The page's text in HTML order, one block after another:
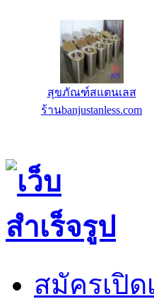
สุขภัณฑ์สแตนเลส
ร้านbanjustanless.com
สมัครเปิด